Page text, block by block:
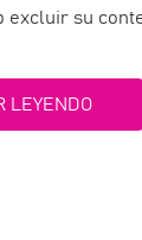
excluir su
LEYENDO